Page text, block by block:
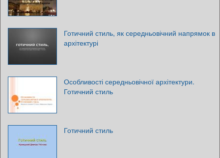
Готичний стиль, як середньовічний напрямок в
архітектурі
Особливості середньовічної архітектури.
Готичний стиль
Готичний стиль